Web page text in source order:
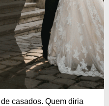
casados. Quem diria